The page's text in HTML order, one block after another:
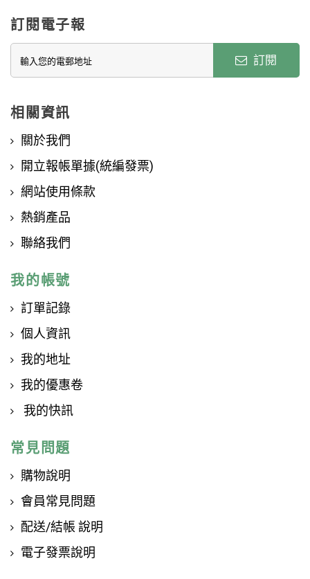
訂閱電子報
訂閱
相關資訊
關於我們
開立報帳單據(統編發票)
網站使用條款
熱銷產品
聯絡我們
我的帳號
訂單記錄
個人資訊
我的地址
我的優惠卷
我的快訊
常見問題
購物說明
會員常見問題
配送/結帳 說明
電子發票說明